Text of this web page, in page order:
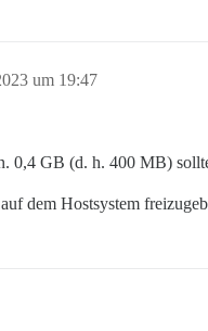
um 19:47
0,4 GB (d. h. 400 MB)
dem Hostsystem